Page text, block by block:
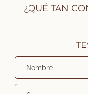
¿QUÉ TAN